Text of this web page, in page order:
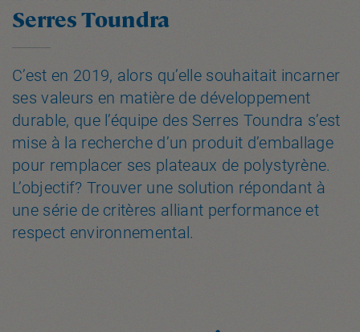
Serres Toundra
C’est en 2019, alors qu’elle souhaitait incarner
ses valeurs en matière de développement
durable, que l’équipe des Serres Toundra s’est
mise à la recherche d’un produit d’emballage
pour remplacer ses plateaux de polystyrène.
L’objectif? Trouver une solution répondant à
une série de critères alliant performance et
respect environnemental.